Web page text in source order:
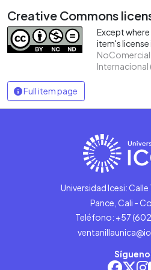
Creative Commons
Except
item's license
Internacional
Full item page
Universidad Icesi:
Pance, Cali -
Teléfono: +57